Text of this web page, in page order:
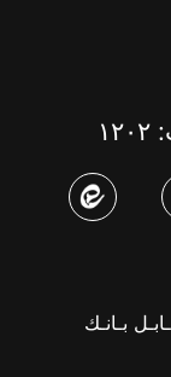
بـانـك